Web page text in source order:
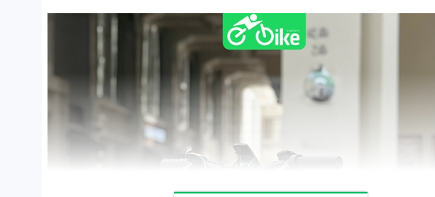
Xe đạp trợ lực G-Force
Xe đạp trợ lực Coswheel
Xe đạp trợ lực Phoenix
Xe đạp trợ lực điện khác